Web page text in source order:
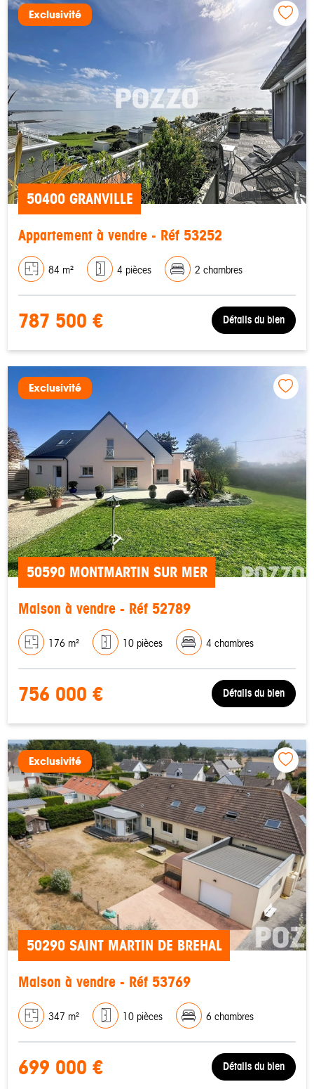
Exclusivité
50400 GRANVILLE
Appartement à vendre - Réf 53252
84 m² 4 pièces 2 chambres
787 500 € Détails du bien
Exclusivité
50590 MONTMARTIN SUR MER
Maison à vendre - Réf 52789
176 m² 10 pièces 4 chambres
756 000 € Détails du bien
Exclusivité
50290 SAINT MARTIN DE BREHAL
Maison à vendre - Réf 53769
347 m² 10 pièces 6 chambres
699 000 € Détails du bien